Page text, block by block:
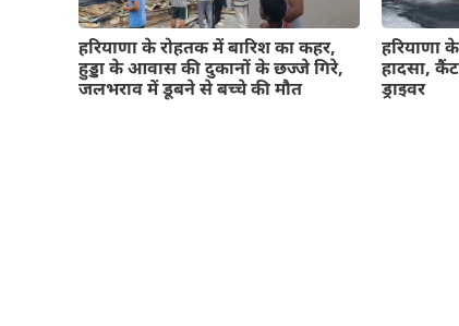
हरियाणा के रोहतक में बारिश का कहर,
हुड्डा के आवास की दुकानों के छज्जे गिरे,
जलभराव में डूबने से बच्चे की मौत
हरियाणा
हादसा,
ड्राइवर